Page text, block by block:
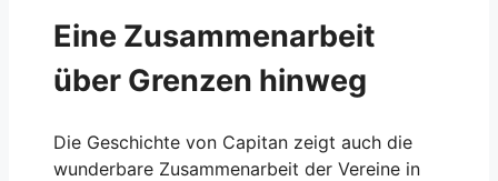
Eine Zusammenarbeit
über Grenzen hinweg
Die Geschichte von Capitan zeigt auch die
wunderbare Zusammenarbeit der Vereine in